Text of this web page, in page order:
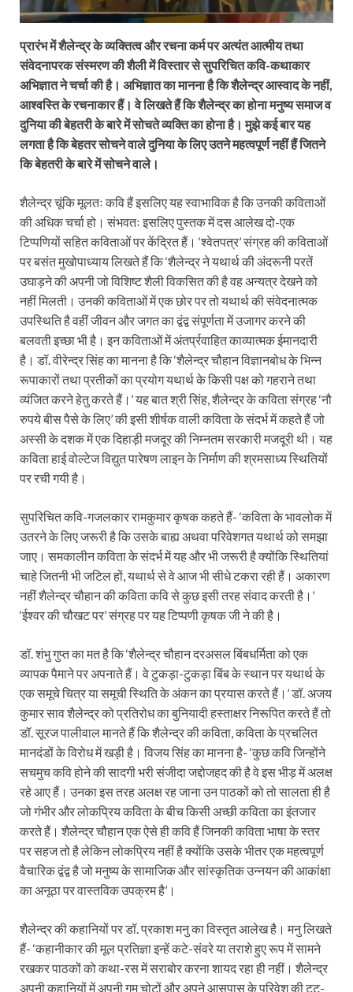
प्रारंभ में शैलेन्द्र के व्यक्तित्व और रचना कर्म पर अत्यंत आत्मीय तथा
संवेदनापरक संस्मरण की शैली में विस्तार से सुपरिचित कवि-कथाकार
अभिज्ञात ने चर्चा की है। अभिज्ञात का मानना है कि शैलेन्द्र आस्वाद के नहीं,
आश्वस्ति के रचनाकार हैं। वे लिखते हैं कि शैलेन्द्र का होना मनुष्य समाज व
दुनिया की बेहतरी के बारे में सोचते व्यक्ति का होना है। मुझे कई बार यह
लगता है कि बेहतर सोचने वाले दुनिया के लिए उतने महत्वपूर्ण नहीं हैं जितने
कि बेहतरी के बारे में सोचने वाले।
शैलेन्द्र चूंकि मूलतः कवि हैं इसलिए यह स्वाभाविक है कि उनकी कविताओं
की अधिक चर्चा हो। संभवतः इसलिए पुस्तक में दस आलेख दो-एक
टिप्पणियों सहित कविताओं पर केंद्रित हैं। ‘श्वेतपत्र’ संग्रह की कविताओं
पर बसंत मुखोपाध्याय लिखते हैं कि ‘शैलेन्द्र ने यथार्थ की अंदरूनी परतें
उघाड़ने की अपनी जो विशिष्ट शैली विकसित की है वह अन्यत्र देखने को
नहीं मिलती। उनकी कविताओं में एक छोर पर तो यथार्थ की संवेदनात्मक
उपस्थिति है वहीं जीवन और जगत का द्वंद्व संपूर्णता में उजागर करने की
बलवती इच्छा भी है। इन कविताओं में अंतर्प्रवाहित काव्यात्मक ईमानदारी
है। डॉ. वीरेन्द्र सिंह का मानना है कि ‘शैलेन्द्र चौहान विज्ञानबोध के भिन्न
रूपाकारों तथा प्रतीकों का प्रयोग यथार्थ के किसी पक्ष को गहराने तथा
व्यंजित करने हेतु करते हैं।’ यह बात श्री सिंह, शैलेन्द्र के कविता संग्रह ‘नौ
रुपये बीस पैसे के लिए’ की इसी शीर्षक वाली कविता के संदर्भ में कहते हैं जो
अस्सी के दशक में एक दिहाड़ी मजदूर की निम्नतम सरकारी मजदूरी थी। यह
कविता हाई वोल्टेज विद्युत पारेषण लाइन के निर्माण की श्रमसाध्य स्थितियों
पर रची गयी है।
सुपरिचित कवि-गजलकार रामकुमार कृषक कहते हैं- ‘कविता के भावलोक में
उतरने के लिए जरूरी है कि उसके बाह्य अथवा परिवेशगत यथार्थ को समझा
जाए। समकालीन कविता के संदर्भ में यह और भी जरूरी है क्योंकि स्थितियां
चाहे जितनी भी जटिल हों, यथार्थ से वे आज भी सीधे टकरा रही हैं। अकारण
नहीं शैलेन्द्र चौहान की कविता कवि से कुछ इसी तरह संवाद करती है।’
‘ईश्वर की चौखट पर’ संग्रह पर यह टिप्पणी कृषक जी ने की है।
डॉ. शंभु गुप्त का मत है कि ‘शैलेन्द्र चौहान दरअसल बिंबधर्मिता को एक
व्यापक पैमाने पर अपनाते हैं। वे टुकड़ा-टुकड़ा बिंब के स्थान पर यथार्थ के
एक समूचे चित्र या समूची स्थिति के अंकन का प्रयास करते हैं।’ डॉ. अजय
कुमार साव शैलेन्द्र को प्रतिरोध का बुनियादी हस्ताक्षर निरूपित करते हैं तो
डॉ. सूरज पालीवाल मानते हैं कि शैलेन्द्र की कविता, कविता के प्रचलित
मानदंडों के विरोध में खड़ी है। विजय सिंह का मानना है- ‘कुछ कवि जिन्होंने
सचमुच कवि होने की सादगी भरी संजीदा जद्दोजहद की है वे इस भीड़ में अलक्ष
रहे आए हैं। उनका इस तरह अलक्ष रह जाना उन पाठकों को तो सालता ही है
जो गंभीर और लोकप्रिय कविता के बीच किसी अच्छी कविता का इंतजार
करते हैं। शैलेन्द्र चौहान एक ऐसे ही कवि हैं जिनकी कविता भाषा के स्तर
पर सहज तो है लेकिन लोकप्रिय नहीं है क्योंकि उसके भीतर एक महत्वपूर्ण
वैचारिक द्वंद्व है जो मनुष्य के सामाजिक और सांस्कृतिक उन्नयन की आकांक्षा
का अनूठा पर वास्तविक उपक्रम है’।
शैलेन्द्र की कहानियों पर डॉ. प्रकाश मनु का विस्तृत आलेख है। मनु लिखते
हैं- ‘कहानीकार की मूल प्रतिज्ञा इन्हें कटे-संवरे या तराशे हुए रूप में सामने
रखकर पाठकों को कथा-रस में सराबोर करना शायद रहा ही नहीं। शैलेन्द्र
अपनी कहानियों में अपनी गुम चोटों और अपने आसपास के परिवेश की टूट-